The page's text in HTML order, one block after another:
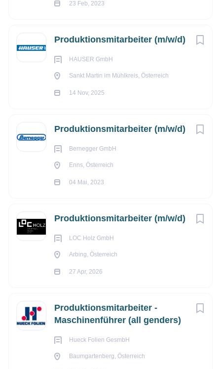
23 Feb, 2023
Produktionsmitarbeiter (m/w/d)
HAUSER GmbH
Sankt Martin im Mühlkreis, Österreich
14 Nov, 2025
Produktionsmitarbeiter (m/w/d)
Bernegger GmbH
Enns, Österreich
04 Mai, 2023
Produktionsmitarbeiter (m/w/d)
LOC Holz GmbH
Arbing, Österreich
27 Apr, 2026
Produktionsmitarbeiter -
Maschinenführer (all genders)
Hueck Folien GesmbH
Baumgartenberg, Österreich
Spritzgießverfahren.